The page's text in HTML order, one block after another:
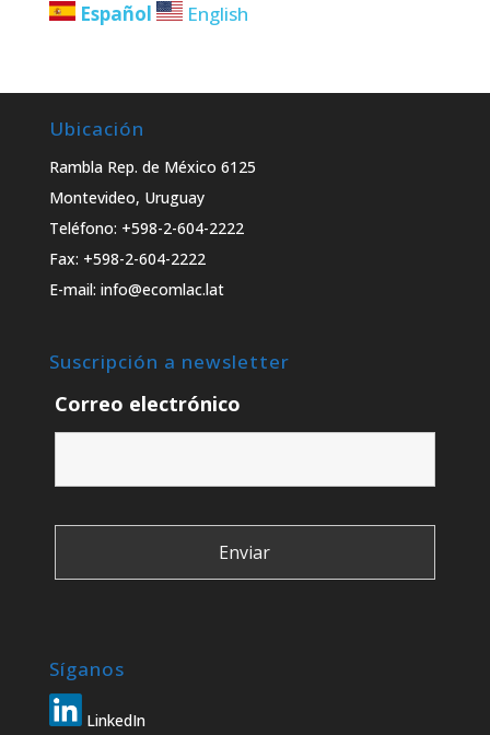
Español English
Ubicación
Rambla Rep. de México 6125
Montevideo, Uruguay
Teléfono: +598-2-604-2222
Fax: +598-2-604-2222
E-mail: info@ecomlac.lat
Suscripción a newsletter
Correo electrónico
Síganos
LinkedIn